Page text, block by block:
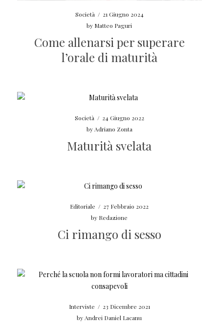
Società / 21 Giugno 2024
by Matteo Paguri
Come allenarsi per superare
l’orale di maturità
Società / 24 Giugno 2022
by Adriano Zonta
Maturità svelata
Editoriale / 27 Febbraio 2022
by Redazione
Ci rimango di sesso
Interviste / 23 Dicembre 2021
by Andrei Daniel Lacanu